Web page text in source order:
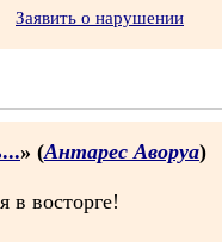
Заявить о нарушении
» (Антарес Аворуа)
в восторге!